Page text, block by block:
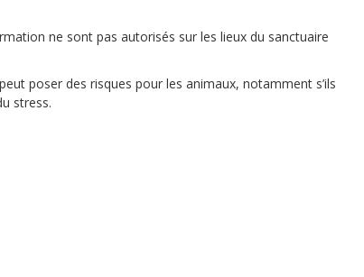
ne sont pas autorisés sur les lieux du sanctuaire
poser des risques pour les animaux, notamment s’ils
stress.